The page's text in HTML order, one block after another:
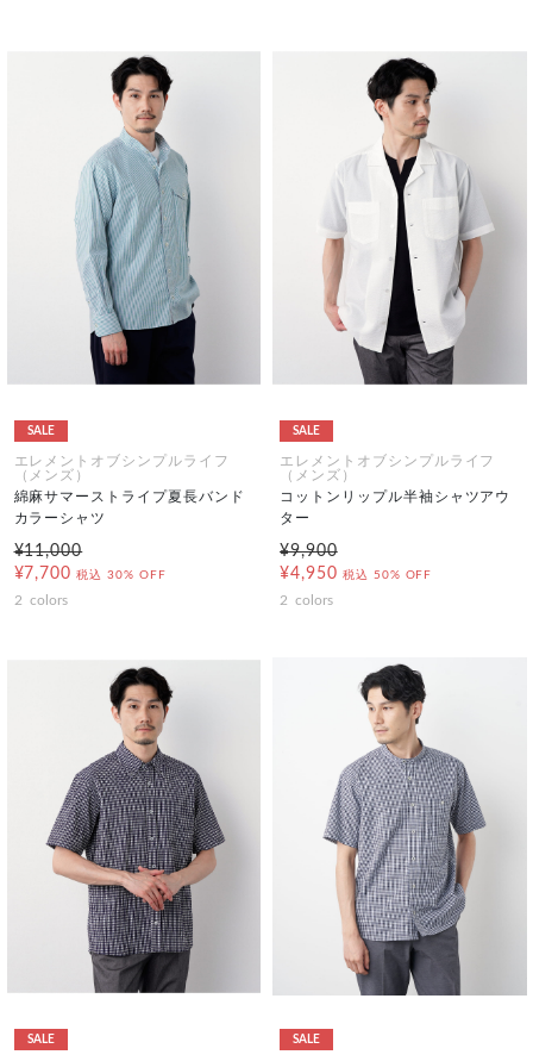
SALE
エレメントオブシンプルライフ
（メンズ）
綿麻サマーストライプ夏長バンド
カラーシャツ
¥11,000
¥7,700 税込 30% OFF
2 colors
SALE
エレメントオブシンプルライフ
（メンズ）
コットンリップル半袖シャツアウ
ター
¥9,900
¥4,950 税込 50% OFF
2 colors
SALE SALE